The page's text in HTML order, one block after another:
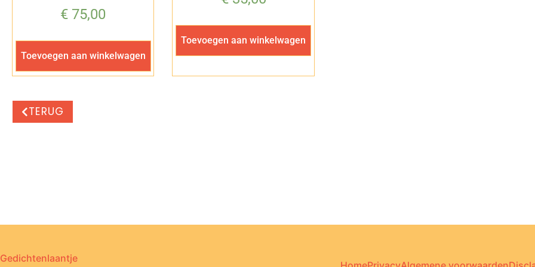
€ 75,00
Toevoegen aan winkelwagen
Toevoegen aan winkelwagen
TERUG
Gedichtenlaantje